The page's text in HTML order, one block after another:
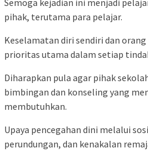
pihak, terutama para pelajar.
Keselamatan diri sendiri dan
prioritas utama dalam setiap
Diharapkan pula agar pihak
bimbingan dan konseling yang
membutuhkan.
Upaya pencegahan dini melalui
perundungan, dan kenakalan